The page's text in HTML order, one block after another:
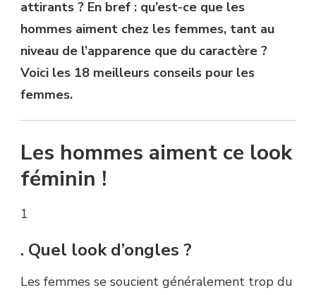
attirants ? En bref : qu’est-ce que les
hommes aiment chez les femmes, tant au
niveau de l’apparence que du caractère ?
Voici les 18 meilleurs conseils pour les
femmes.
Les hommes aiment ce look
féminin !
1
. Quel look d’ongles ?
Les femmes se soucient généralement trop du